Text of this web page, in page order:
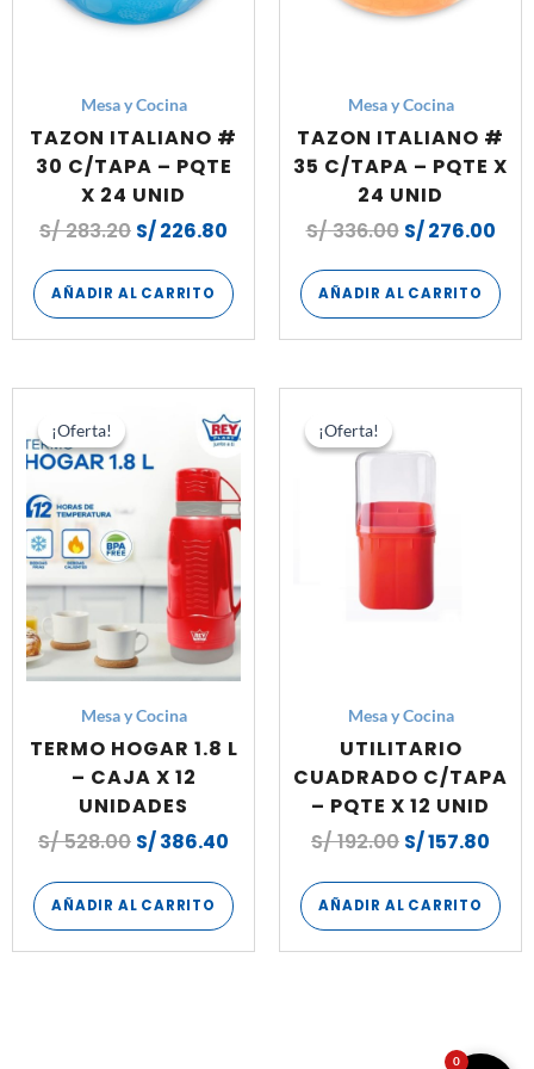
Mesa y Cocina
TAZON ITALIANO #
30 C/TAPA – PQTE
X 24 UNID
S/283.20 S/226.80
AÑADIR AL CARRITO
Mesa y Cocina
TAZON ITALIANO #
35 C/TAPA – PQTE X
24 UNID
S/336.00 S/276.00
AÑADIR AL CARRITO
¡Oferta!
¡Oferta!
Mesa y Cocina
TERMO HOGAR 1.8 L
– CAJA X 12
UNIDADES
S/528.00
original
era:
S/ 528.00.
S/386.40
precio
actual
S/ 386.40.
AÑADIR AL CARRITO
¡Oferta!
¡Oferta!
Mesa y Cocina
UTILITARIO
CUADRADO C/TAPA
– PQTE X 12 UNID
S/192.00
original
S/ 192.00.
S/157.80
AÑADIR AL CARRITO
0